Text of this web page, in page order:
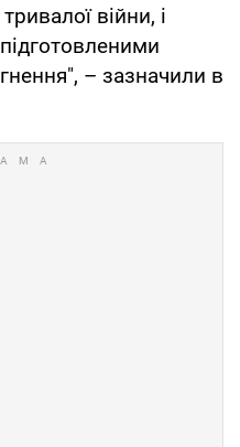
війни, і
– зазначили в